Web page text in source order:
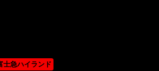
士急ハイランド